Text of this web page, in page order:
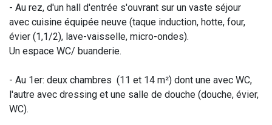
- Au rez, d'un hall d'entrée s'ouvrant sur un vaste séjour
avec cuisine équipée neuve (taque induction, hotte, four,
évier (1,1/2), lave-vaisselle, micro-ondes).
Un espace WC/ buanderie.
- Au 1er: deux chambres (11 et 14 m²) dont une avec WC,
l'autre avec dressing et une salle de douche (douche, évier,
WC).